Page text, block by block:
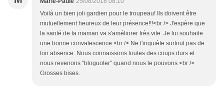
Voilà un bien joli gardien pour le troupeau! Ils doivent être
mutuellement heureux de leur présence!!!<br /> J'espère que
la santé de ta maman va s'améliorer très vite. Je lui souhaite
une bonne convalescence.<br /> Ne t'inquiète surtout pas de
ton absence. Nous connaissons toutes des coups durs et
nous revenons "bloguoter" quand nous le pouvons.<br />
Grosses bises.